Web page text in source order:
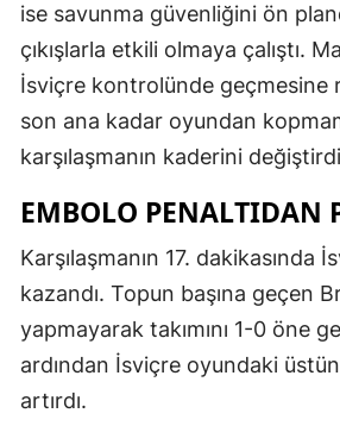
ise savunma güvenliğini ön
çıkışlarla etkili olmaya çalıştı.
İsviçre kontrolünde geçmesine
son ana kadar oyundan
karşılaşmanın kaderini
EMBOLO PENALTIDAN
Karşılaşmanın 17. dakikasında
kazandı. Topun başına geçen
yapmayarak takımını 1-0 öne
ardından İsviçre oyundaki
artırdı.